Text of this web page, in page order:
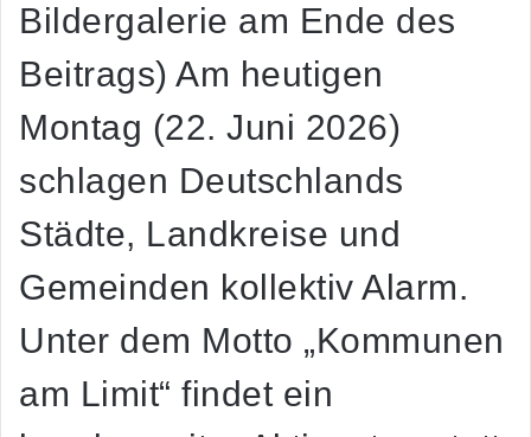
Bildergalerie am Ende des
Beitrags) Am heutigen
Montag (22. Juni 2026)
schlagen Deutschlands
Städte, Landkreise und
Gemeinden kollektiv Alarm.
Unter dem Motto „Kommunen
am Limit“ findet ein